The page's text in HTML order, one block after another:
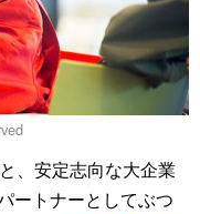
、安定志向な大企業
ートナーとしてぶつ